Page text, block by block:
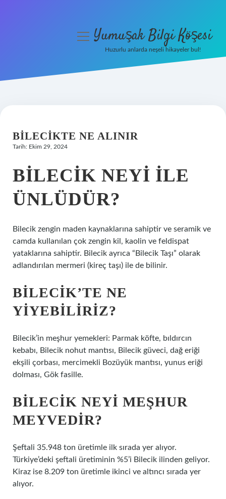
Hakkımızda
menüyüYumuşak Bilgi Köşesi
Huzurlu anlarda neşeli hikayeler bul!
BILECIKTE NE ALINIR
Tarih: Ekim 29, 2024
BILECIK NEYI ILE
ÜNLÜDÜR?
Bilecik zengin maden kaynaklarına sahiptir ve seramik ve
camda kullanılan çok zengin kil, kaolin ve feldispat
yataklarına sahiptir. Bilecik ayrıca “Bilecik Taşı” olarak
adlandırılan mermeri (kireç taşı) ile de bilinir.
BILECIK’TE NE
YIYEBILIRIZ?
Bilecik’in meşhur yemekleri: Parmak köfte, bıldırcın
kebabı, Bilecik nohut mantısı, Bilecik güveci, dağ eriği
ekşili çorbası, mercimekli Bozüyük mantısı, yunus eriği
dolması, Gök fasille.
BILECIK NEYI MEŞHUR
MEYVEDIR?
Şeftali 35.948 ton üretimle ilk sırada yer alıyor.
Türkiye’deki şeftali üretiminin %5’i Bilecik ilinden geliyor.
Kiraz ise 8.209 ton üretimle ikinci ve altıncı sırada yer
alıyor.